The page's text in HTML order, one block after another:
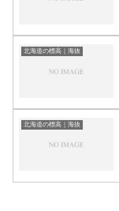
北海道の標高｜海抜
北海道の標高｜海抜